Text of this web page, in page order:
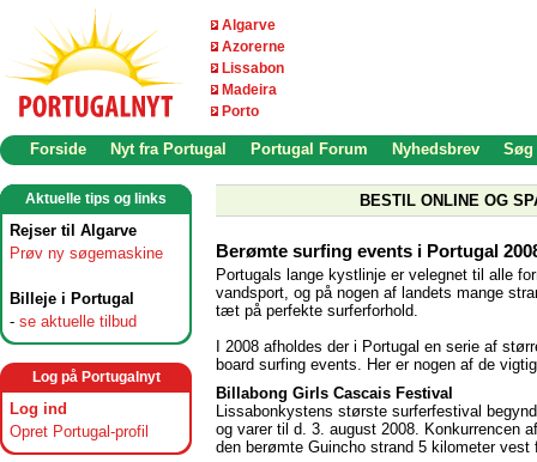
Algarve
Azorerne
Lissabon
Madeira
Porto
Forside Nyt fra Portugal Portugal Forum Nyhedsbrev Søg
Aktuelle tips og links
Rejser til Algarve
Prøv ny søgemaskine
Billeje i Portugal
- se aktuelle tilbud
Log på Portugalnyt
Log ind
Opret Portugal-profil
BESTIL ONLINE OG
Berømte surfing events i Portugal
Portugals lange kystlinje er velegnet til alle
vandsport, og på nogen af landets mange
tæt på perfekte surferforhold.
I 2008 afholdes der i Portugal en serie af
board surfing events. Her er nogen af de
Billabong Girls Cascais Festival
Lissabonkystens største surferfestival
og varer til d. 3. august 2008. Konkurrencen
den berømte Guincho strand 5 kilometer vest